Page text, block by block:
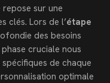
sur une
clés. Lors de l’étape
des besoins
cruciale nous
de chaque
optimale